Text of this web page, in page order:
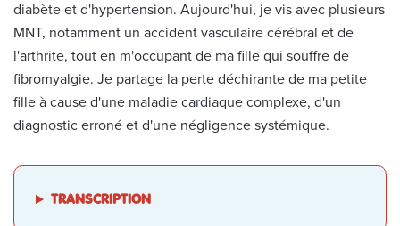
diabète et d'hypertension. Aujourd'hui, je vis avec plusieurs
MNT, notamment un accident vasculaire cérébral et de
l'arthrite, tout en m'occupant de ma fille qui souffre de
fibromyalgie. Je partage la perte déchirante de ma petite
fille à cause d'une maladie cardiaque complexe, d'un
diagnostic erroné et d'une négligence systémique.
TRANSCRIPTION